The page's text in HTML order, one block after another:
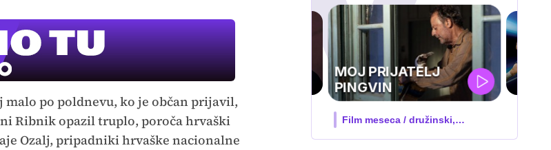
po poldnevu, ko je občan prijavil,
Ribnik opazil truplo, poroča hrvaški
Ozalj, pripadniki hrvaške nacionalne
Film meseca / družinski,
UEFA
SUPERPOKAL
V živo na VOYO: sreda ob 20.30